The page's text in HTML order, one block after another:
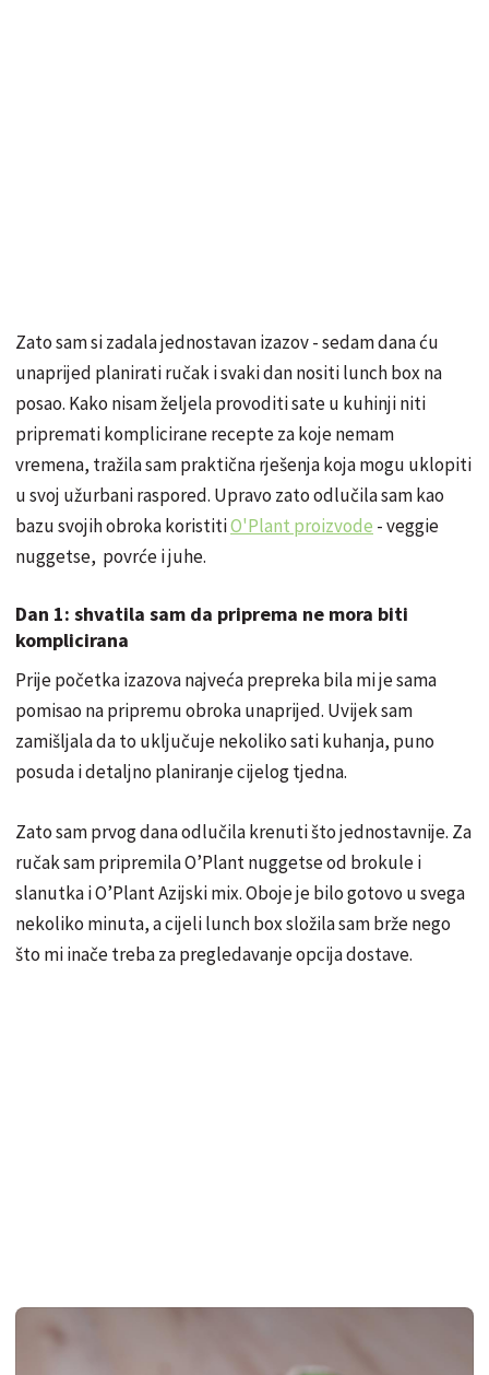
Zato sam si zadala jednostavan izazov - sedam dana ću
unaprijed planirati ručak i svaki dan nositi lunch box na
posao. Kako nisam željela provoditi sate u kuhinji niti
pripremati komplicirane recepte za koje nemam
vremena, tražila sam praktična rješenja koja mogu uklopiti
u svoj užurbani raspored. Upravo zato odlučila sam kao
bazu svojih obroka koristitiO'Plant proizvode - veggie
nuggetse, povrće i juhe.
Dan 1: shvatila sam da priprema ne mora biti
komplicirana
Prije početka izazova najveća prepreka bila mi je sama
pomisao na pripremu obroka unaprijed. Uvijek sam
zamišljala da to uključuje nekoliko sati kuhanja, puno
posuda i detaljno planiranje cijelog tjedna.
Zato sam prvog dana odlučila krenuti što jednostavnije. Za
ručak sam pripremila O’Plant nuggetse od brokule i
slanutka i O’Plant Azijski mix. Oboje je bilo gotovo u svega
nekoliko minuta, a cijeli lunch box složila sam brže nego
što mi inače treba za pregledavanje opcija dostave.